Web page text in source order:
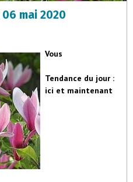
mai 2020
Vous
Tendance du jour :
ici et maintenant